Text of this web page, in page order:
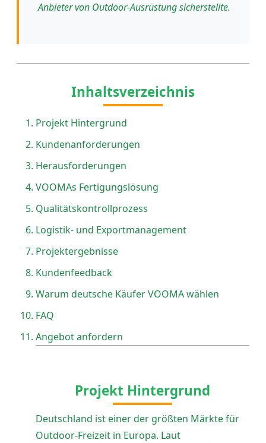
Anbieter von Outdoor-Ausrüstung sicherstellte.
Inhaltsverzeichnis
Projekt Hintergrund
Kundenanforderungen
Herausforderungen
VOOMAs Fertigungslösung
Qualitätskontrollprozess
Logistik- und Exportmanagement
Projektergebnisse
Kundenfeedback
Warum deutsche Käufer VOOMA wählen
FAQ
Angebot anfordern
Projekt Hintergrund
Deutschland ist einer der größten Märkte für
Outdoor-Freizeit in Europa. Laut